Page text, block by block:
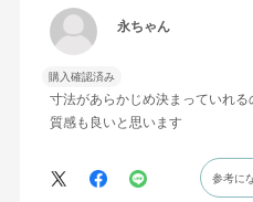
永ちゃん
購入確認済み
寸法があらかじめ決まっていれ
質感も良いと思います
参考に